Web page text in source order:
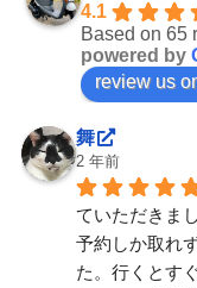
4.1
Based on 65
powered by
review us
舞
2 年前
ていただきま
予約しか取れ
た。行くとす